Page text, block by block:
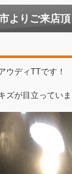
よりご来店頂
ウディTTです！
ズが目立ってい